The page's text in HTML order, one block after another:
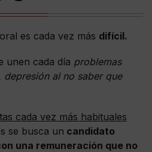
es cada vez más difícil.
unen cada día problemas
al no saber que
cada vez más habituales
se busca un candidato
una remuneración que no